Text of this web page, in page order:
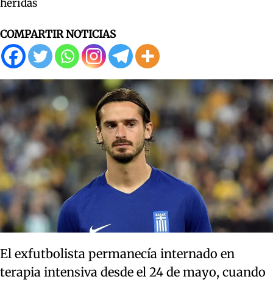
heridas
COMPARTIR NOTICIAS
El exfutbolista permanecía internado en
terapia intensiva desde el 24 de mayo, cuando